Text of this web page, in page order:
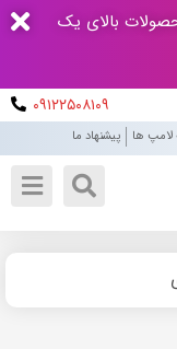
بالای یک
۰۹۱۲۲۵۰۸۱۰۹
لامپ ها پیشنهاد ما